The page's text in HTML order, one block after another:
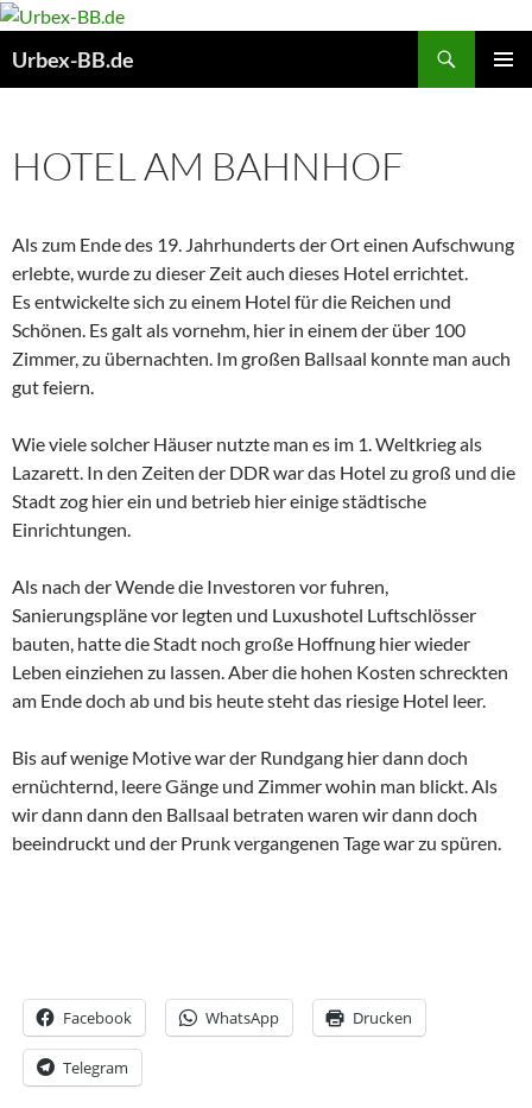
Urbex-BB.de
HOTEL AM BAHNHOF
Als zum Ende des 19. Jahrhunderts der Ort einen Aufschwung
erlebte, wurde zu dieser Zeit auch dieses Hotel errichtet.
Es entwickelte sich zu einem Hotel für die Reichen und
Schönen. Es galt als vornehm, hier in einem der über 100
Zimmer, zu übernachten. Im großen Ballsaal konnte man auch
gut feiern.
Wie viele solcher Häuser nutzte man es im 1. Weltkrieg als
Lazarett. In den Zeiten der DDR war das Hotel zu groß und die
Stadt zog hier ein und betrieb hier einige städtische
Einrichtungen.
Als nach der Wende die Investoren vor fuhren,
Sanierungspläne vor legten und Luxushotel Luftschlösser
bauten, hatte die Stadt noch große Hoffnung hier wieder
Leben einziehen zu lassen. Aber die hohen Kosten schreckten
am Ende doch ab und bis heute steht das riesige Hotel leer.
Bis auf wenige Motive war der Rundgang hier dann doch
ernüchternd, leere Gänge und Zimmer wohin man blickt. Als
wir dann dann den Ballsaal betraten waren wir dann doch
beeindruckt und der Prunk vergangenen Tage war zu spüren.
Facebook WhatsApp Drucken
Telegram